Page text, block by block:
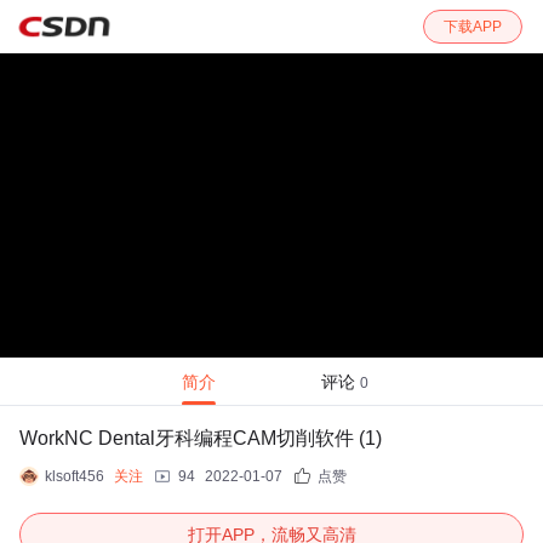
下载APP
简介 评论 0
WorkNC Dental牙科编程CAM切削软件 (1)
klsoft456 关注 94 2022-01-07 点赞
打开APP，流畅又高清